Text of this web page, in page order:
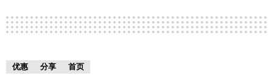
优惠 分享 首页